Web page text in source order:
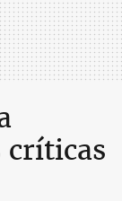
críticas